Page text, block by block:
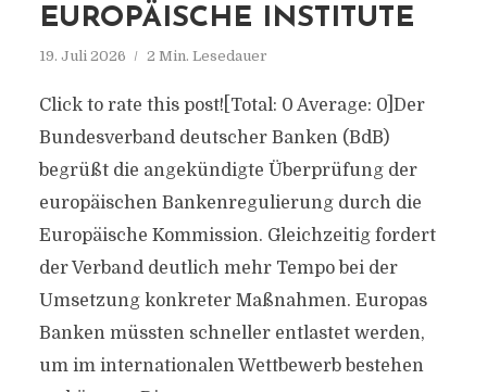
EUROPÄISCHE INSTITUTE
19. Juli 2026 2 Min. Lesedauer
Click to rate this post![Total: 0 Average: 0]Der
Bundesverband deutscher Banken (BdB)
begrüßt die angekündigte Überprüfung der
europäischen Bankenregulierung durch die
Europäische Kommission. Gleichzeitig fordert
der Verband deutlich mehr Tempo bei der
Umsetzung konkreter Maßnahmen. Europas
Banken müssten schneller entlastet werden,
um im internationalen Wettbewerb bestehen